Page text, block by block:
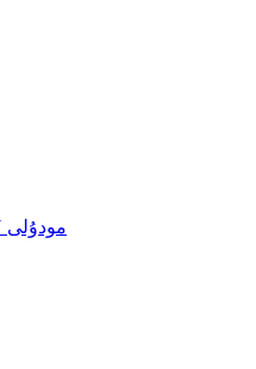
جوڭشىڭ GPON مودۇلى